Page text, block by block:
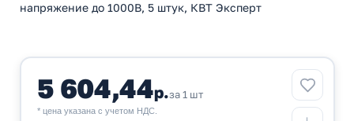
напряжение до 1000В, 5 штук, КВТ Эксперт
5 604,44р.за 1 шт
* цена указана с учетом НДС.